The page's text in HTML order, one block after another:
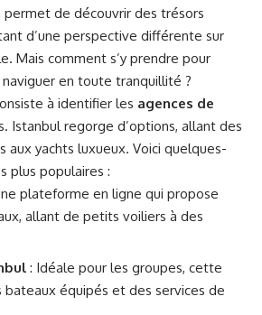
permet de découvrir des trésors
d’une perspective différente sur
Mais comment s’y prendre pour
en toute tranquillité ?
à identifier les agences de
Istanbul regorge d’options, allant des
aux yachts luxueux. Voici quelques-
plus populaires :
plateforme en ligne qui propose
allant de petits voiliers à des
: Idéale pour les groupes, cette
équipés et des services de